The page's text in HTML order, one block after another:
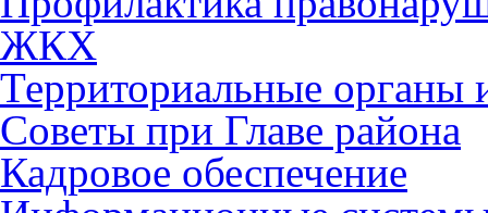
ЖКХ
Территориальные органы
Советы при Главе района
Кадровое обеспечение